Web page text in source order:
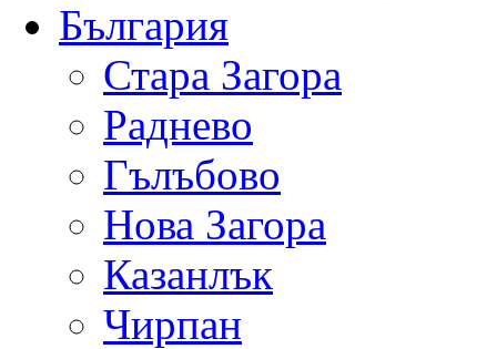
България
Стара Загора
Раднево
Гълъбово
Нова Загора
Казанлък
Чирпан